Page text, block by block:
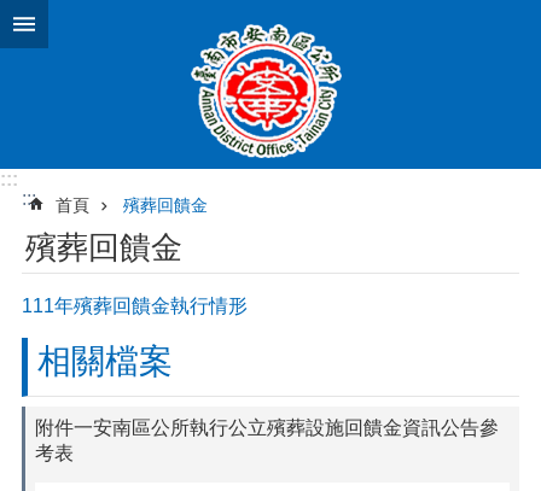
跳到主要內容區塊
:::
:::
首頁 殯葬回饋金
殯葬回饋金
111年殯葬回饋金執行情形
相關檔案
附件一安南區公所執行公立殯葬設施回饋金資訊公告參
考表